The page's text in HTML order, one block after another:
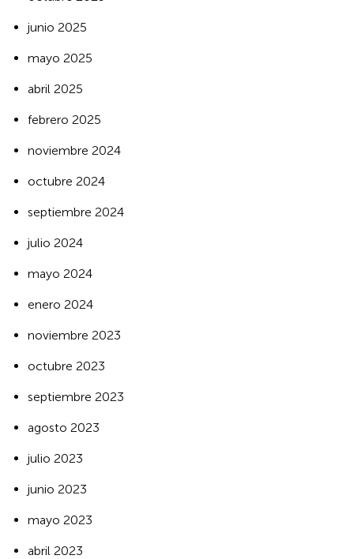
junio 2025
mayo 2025
abril 2025
febrero 2025
noviembre 2024
octubre 2024
septiembre 2024
julio 2024
mayo 2024
enero 2024
noviembre 2023
octubre 2023
septiembre 2023
agosto 2023
julio 2023
junio 2023
mayo 2023
abril 2023